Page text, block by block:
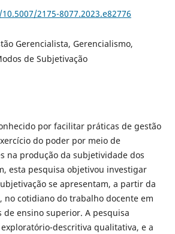
2175-8077.2023.e82776
Gerencialista, Gerencialismo,
de Subjetivação
por facilitar práticas de gestão
do poder por meio de
na produção da subjetividade dos
esta pesquisa objetivou investigar
se apresentam, a partir da
no cotidiano do trabalho docente em
ensino superior. A pesquisa
descritiva qualitativa, e a